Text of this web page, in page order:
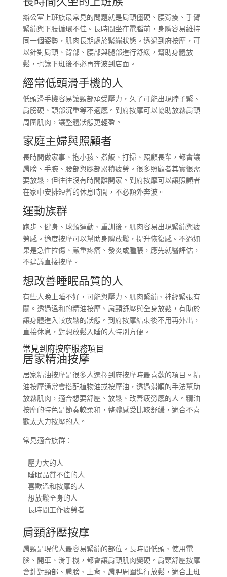
辦公室上班族最常見的問題就是肩頸僵硬、腰背痠、手臂
緊繃與下肢循環不佳。長時間坐在電腦前，身體容易維持
同一個姿勢，肌肉長期處於緊繃狀態。透過到府按摩，可
以針對肩頸、背部、腰部與腿部進行舒緩，幫助身體放
鬆，也讓下班後不必再奔波到店面。
經常低頭滑手機的人
低頭滑手機容易讓頸部承受壓力，久了可能出現脖子緊、
肩膀硬、頭部沉重等不適感。到府按摩可以協助放鬆肩頸
周圍肌肉，讓整體狀態更輕盈。
家庭主婦與照顧者
長時間做家事、抱小孩、煮飯、打掃、照顧長輩，都會讓
肩膀、手腕、腰部與腿部累積疲勞。很多照顧者其實很需
要放鬆，但往往沒有時間離開家。到府按摩可以讓照顧者
在家中安排短暫的休息時間，不必額外奔波。
運動族群
跑步、健身、球類運動、重訓後，肌肉容易出現緊繃與疲
勞感。適度按摩可以幫助身體放鬆，提升恢復感。不過如
果是急性拉傷、嚴重疼痛、發炎或腫脹，應先就醫評估，
不建議直接按摩。
想改善睡眠品質的人
有些人晚上睡不好，可能與壓力、肌肉緊繃、神經緊張有
關。透過溫和的精油按摩、肩頸舒壓與全身放鬆，有助於
讓身體進入較放鬆的狀態。到府按摩結束後不用再外出，
直接休息，對想放鬆入睡的人特別方便。
常見到府按摩服務項目
居家精油按摩
居家精油按摩是很多人選擇到府按摩時最喜歡的項目。精
油按摩通常會搭配植物油或按摩油，透過滑順的手法幫助
放鬆肌肉，適合想要舒壓、放鬆、改善疲勞感的人。精油
按摩的特色是節奏較柔和，整體感受比較舒緩，適合不喜
歡太大力按壓的人。
常見適合族群：
壓力大的人
睡眠品質不佳的人
喜歡溫和按摩的人
想放鬆全身的人
長時間工作疲勞者
肩頸舒壓按摩
肩頸是現代人最容易緊繃的部位。長時間低頭、使用電
腦、開車、滑手機，都會讓肩頸肌肉變硬。肩頸舒壓按摩
會針對頸部、肩膀、上背、肩胛周圍進行放鬆，適合上班